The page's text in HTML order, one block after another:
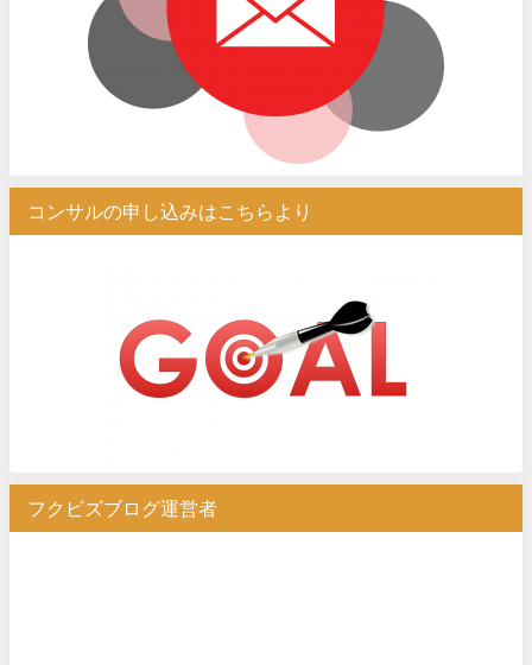
コンサルの申し込みはこちらより
フクビズブログ運営者